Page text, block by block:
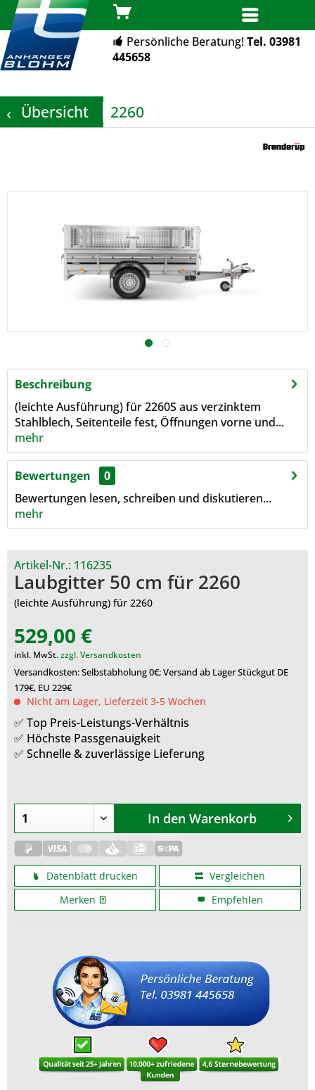
Persönliche Beratung!Tel. 03981
445658
Übersicht 2260
Beschreibung
(leichte Ausführung) für 2260S aus verzinktem
Stahlblech, Seitenteile fest, Öffnungen vorne und...
mehr
Bewertungen
0
Bewertungen lesen, schreiben und diskutieren...
mehr
Artikel-Nr.: 116235
Laubgitter 50 cm für 2260
(leichte Ausführung) für 2260
529,00 €
inkl. MwSt.zzgl. Versandkosten
Versandkosten: Selbstabholung 0€; Versand ab Lager Stückgut DE
179€, EU 229€
Nicht am Lager, Lieferzeit 3-5 Wochen
✅ Top Preis-Leistungs-Verhältnis
✅ Höchste Passgenauigkeit
✅ Schnelle & zuverlässige Lieferung
In den Warenkorb
Datenblatt drucken
Vergleichen
Merken
Empfehlen